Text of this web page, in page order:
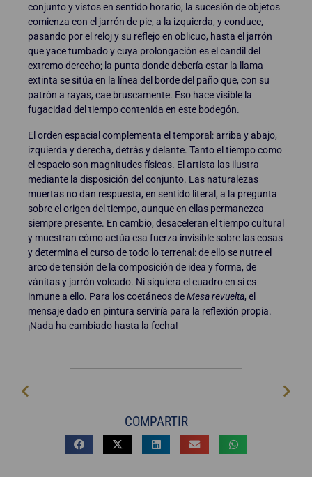
conjunto y vistos en sentido horario, la sucesión de objetos
comienza con el jarrón de pie, a la izquierda, y conduce,
pasando por el reloj y su reflejo en oblicuo, hasta el jarrón
que yace tumbado y cuya prolongación es el candil del
extremo derecho; la punta donde debería estar la llama
extinta se sitúa en la línea del borde del paño que, con su
patrón a rayas, cae bruscamente. Eso hace visible la
fugacidad del tiempo contenida en este bodegón.
El orden espacial complementa el temporal: arriba y abajo,
izquierda y derecha, detrás y delante. Tanto el tiempo como
el espacio son magnitudes físicas. El artista las ilustra
mediante la disposición del conjunto. Las naturalezas
muertas no dan respuesta, en sentido literal, a la pregunta
sobre el origen del tiempo, aunque en ellas permanezca
siempre presente. En cambio, desaceleran el tiempo cultural
y muestran cómo actúa esa fuerza invisible sobre las cosas
y determina el curso de todo lo terrenal: de ello se nutre el
arco de tensión de la composición de idea y forma, de
vánitas y jarrón volcado. Ni siquiera el cuadro en sí es
inmune a ello. Para los coetáneos deMesa revuelta, el
mensaje dado en pintura serviría para la reflexión propia.
¡Nada ha cambiado hasta la fecha!
COMPARTIR